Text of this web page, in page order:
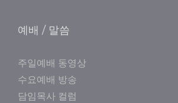
예배 / 말씀
주일예배 동영상
수요예배 방송
담임목사 컬럼